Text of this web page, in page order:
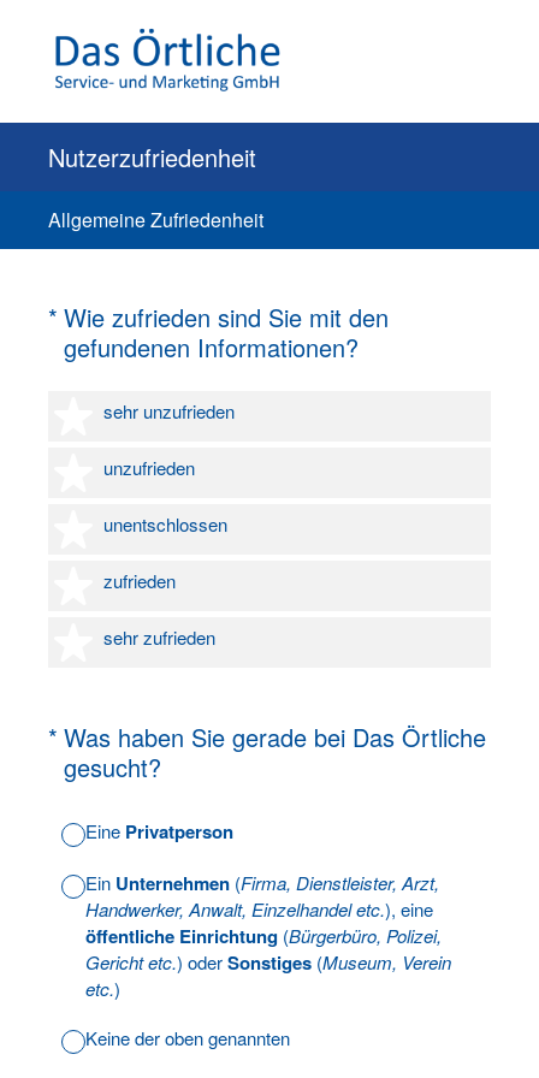
Nutzerzufriedenheit
Allgemeine Zufriedenheit
* Wie zufrieden sind Sie mit den
gefundenen Informationen?
(Erforderlich.)
sehr unzufrieden
1 Stern
unzufrieden
2 Sterne
unentschlossen
3 Sterne
zufrieden
4 Sterne
sehr zufrieden
5 Sterne
* Was haben Sie gerade bei Das Örtliche
gesucht?
(Erforderlich.)
Eine Privatperson
Ein Unternehmen (Firma, Dienstleister, Arzt,
Handwerker, Anwalt, Einzelhandel etc.), eine
öffentliche Einrichtung (Bürgerbüro, Polizei,
Gericht etc.) oderSonstiges (Museum, Verein
etc.)
Keine der oben genannten